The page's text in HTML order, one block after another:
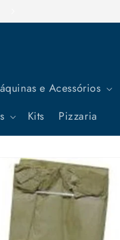
e Acessórios
Kits Pizzaria